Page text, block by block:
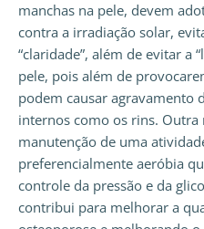
manchas na pele, devem
contra a irradiação solar,
“claridade”, além de evitar a
pele, pois além de
podem causar agravamento
internos como os rins.
manutenção de uma
preferencialmente aeróbia
controle da pressão e da
contribui para melhorar a